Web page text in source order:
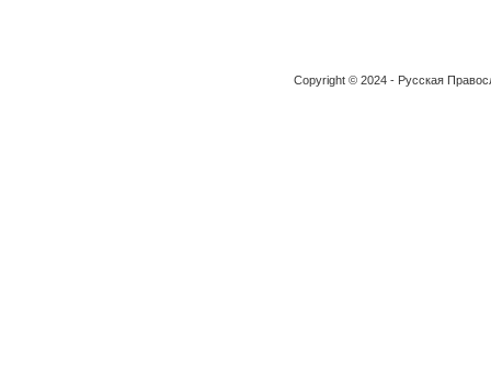
Copyright © 2024 - Русская